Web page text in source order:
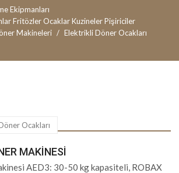
Ekipmanları
Fritözler Ocaklar Kuzineler Pişiriciler
Makineleri
Elektrikli Döner Ocakları
Ocakları
MAKINESI
AED3: 30-50 kg kapasiteli, ROBAX